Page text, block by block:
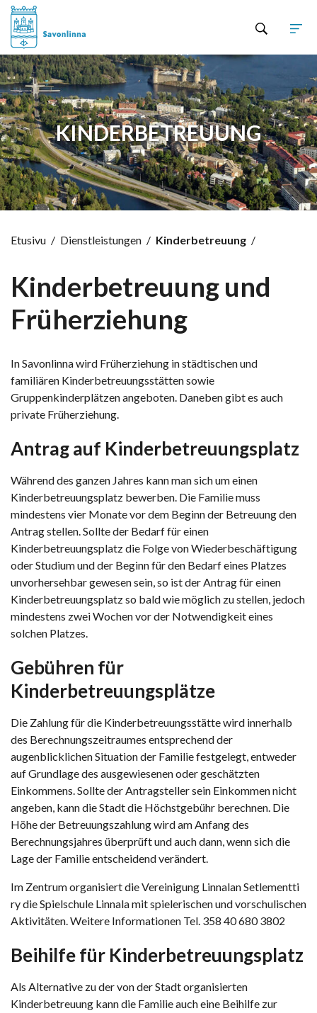
KINDERBETREUUNG
Etusivu / Dienstleistungen / Kinderbetreuung /
Kinderbetreuung und
Früherziehung
In Savonlinna wird Früherziehung in städtischen und
familiären Kinderbetreuungsstätten sowie
Gruppenkinderplätzen angeboten. Daneben gibt es auch
private Früherziehung.
Antrag auf Kinderbetreuungsplatz
Während des ganzen Jahres kann man sich um einen
Kinderbetreuungsplatz bewerben. Die Familie muss
mindestens vier Monate vor dem Beginn der Betreuung den
Antrag stellen. Sollte der Bedarf für einen
Kinderbetreuungsplatz die Folge von Wiederbeschäftigung
oder Studium und der Beginn für den Bedarf eines Platzes
unvorhersehbar gewesen sein, so ist der Antrag für einen
Kinderbetreuungsplatz so bald wie möglich zu stellen, jedoch
mindestens zwei Wochen vor der Notwendigkeit eines
solchen Platzes.
Gebühren für
Kinderbetreuungsplätze
Die Zahlung für die Kinderbetreuungsstätte wird innerhalb
des Berechnungszeitraumes entsprechend der
augenblicklichen Situation der Familie festgelegt, entweder
auf Grundlage des ausgewiesenen oder geschätzten
Einkommens. Sollte der Antragsteller sein Einkommen nicht
angeben, kann die Stadt die Höchstgebühr berechnen. Die
Höhe der Betreuungszahlung wird am Anfang des
Berechnungsjahres überprüft und auch dann, wenn sich die
Lage der Familie entscheidend verändert.
Im Zentrum organisiert die Vereinigung Linnalan Setlementti
ry die Spielschule Linnala mit spielerischen und vorschulischen
Aktivitäten. Weitere Informationen Tel. 358 40 680 3802
Beihilfe für Kinderbetreuungsplatz
Als Alternative zu der von der Stadt organisierten
Kinderbetreuung kann die Familie auch eine Beihilfe zur